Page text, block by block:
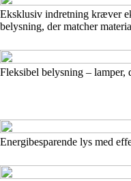
Eksklusiv indretning kræver
belysning, der matcher
Fleksibel belysning – lamper,
Energibesparende lys med